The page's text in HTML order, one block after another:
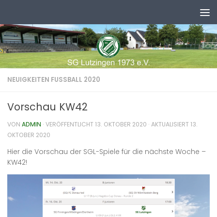
NEUIGKEITEN FUSSBALL 2020
Vorschau KW42
VON ADMIN · VERÖFFENTLICHT13. OKTOBER 2020 · AKTUALISIERT13.
OKTOBER 2020
Hier die Vorschau der SGL-Spiele für die nächste Woche –
KW42!